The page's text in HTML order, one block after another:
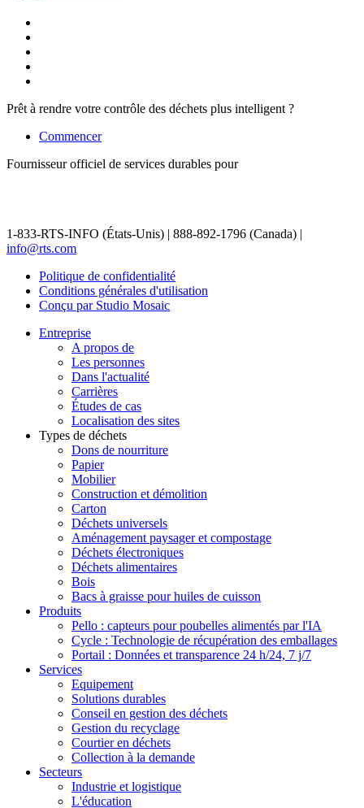
Prêt à rendre votre contrôle des déchets plus intelligent ?
Commencer
Fournisseur officiel de services durables pour
1-833-RTS-INFO (États-Unis) | 888-892-1796 (Canada) |
info@rts.com
Politique de confidentialité
Conditions générales d'utilisation
Conçu par Studio Mosaic
Entreprise
A propos de
Les personnes
Dans l'actualité
Carrières
Études de cas
Localisation des sites
Types de déchets
Dons de nourriture
Papier
Mobilier
Construction et démolition
Carton
Déchets universels
Aménagement paysager et compostage
Déchets électroniques
Déchets alimentaires
Bois
Bacs à graisse pour huiles de cuisson
Produits
Pello : capteurs pour poubelles alimentés par l'IA
Cycle : Technologie de récupération des emballages
Portail : Données et transparence 24 h/24, 7 j/7
Services
Equipement
Solutions durables
Conseil en gestion des déchets
Gestion du recyclage
Courtier en déchets
Collection à la demande
Secteurs
Industrie et logistique
L'éducation